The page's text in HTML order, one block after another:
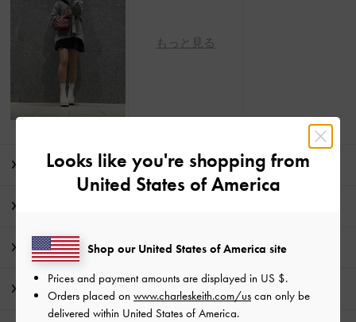
もっと見る
商品説明
特典
配送 & 返品
Looks like you're shopping from
United States of America
Shop our United States of America site
Prices and payment amounts are displayed in US $.
Orders placed on www.charleskeith.com/us can only be
delivered within United States of America.